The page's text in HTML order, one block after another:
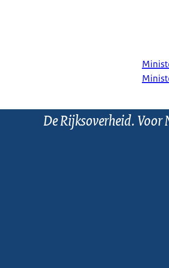
De Rijksoverheid. Voor